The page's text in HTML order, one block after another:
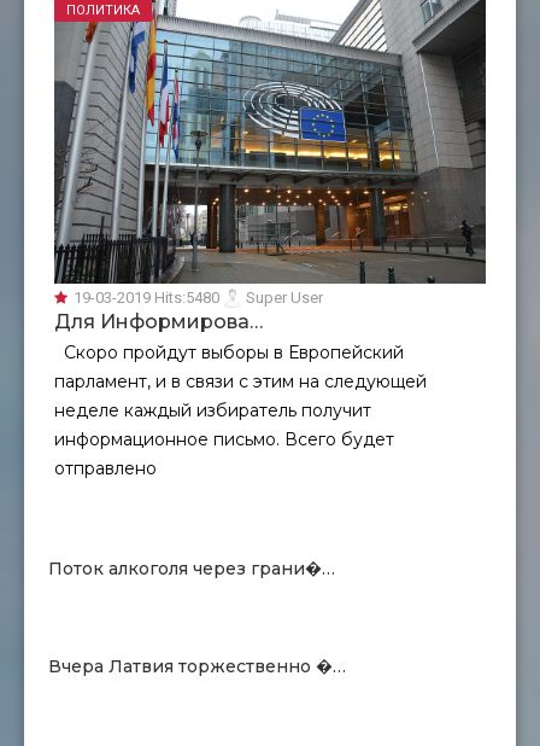
19-03-2019 Hits:5480
ПОЛИТИКА
Super User
Для Информирова…
Скоро пройдут выборы в Европейский
парламент, и в связи с этим на следующей
неделе каждый избиратель получит
информационное письмо. Всего будет
отправлено
Поток алкоголя через грани�…
Вчера Латвия торжественно �…